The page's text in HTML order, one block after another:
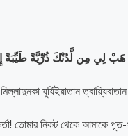
لِي مِن لَّدُنْكَ ذُرِّيَّةً طَيِّبَةً
মিল্লাদুনকা যুর্যিইয়াতান
তোমার নিকট থেকে আমাকে